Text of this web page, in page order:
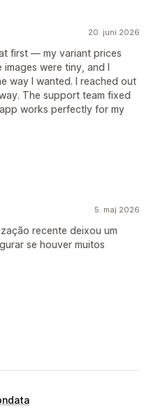
20. juni 2026
first — my variant prices
were tiny, and I
way I wanted. I reached out
The support team fixed
works perfectly for my
5. maj 2026
recente deixou um
se houver muitos